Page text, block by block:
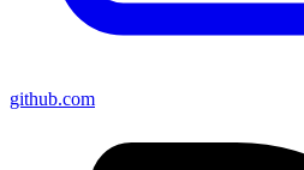
github.com